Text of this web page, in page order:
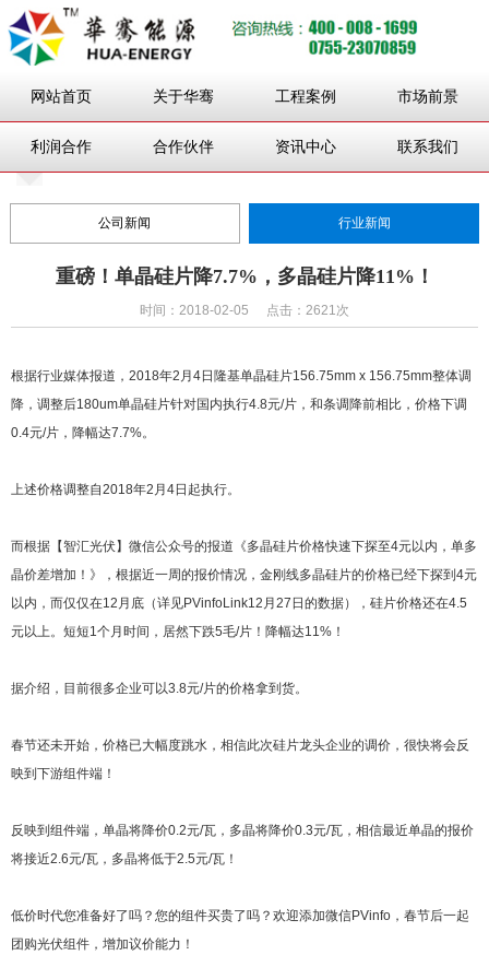
网站首页 关于华骞 工程案例 市场前景
利润合作 合作伙伴 资讯中心 联系我们
公司新闻 行业新闻
重磅！单晶硅片降7.7%，多晶硅片降11%！
时间：2018-02-05 点击：2621次
根据行业媒体报道，2018年2月4日隆基单晶硅片156.75mm x 156.75mm整体调
降，调整后180um单晶硅片针对国内执行4.8元/片，和条调降前相比，价格下调
0.4元/片，降幅达7.7%。
上述价格调整自2018年2月4日起执行。
而根据【智汇光伏】微信公众号的报道《多晶硅片价格快速下探至4元以内，单多
晶价差增加！》，根据近一周的报价情况，金刚线多晶硅片的价格已经下探到4元
以内，而仅仅在12月底（详见PVinfoLink12月27日的数据），硅片价格还在4.5
元以上。短短1个月时间，居然下跌5毛/片！降幅达11%！
据介绍，目前很多企业可以3.8元/片的价格拿到货。
春节还未开始，价格已大幅度跳水，相信此次硅片龙头企业的调价，很快将会反
映到下游组件端！
反映到组件端，单晶将降价0.2元/瓦，多晶将降价0.3元/瓦，相信最近单晶的报价
将接近2.6元/瓦，多晶将低于2.5元/瓦！
低价时代您准备好了吗？您的组件买贵了吗？欢迎添加微信PVinfo，春节后一起
团购光伏组件，增加议价能力！